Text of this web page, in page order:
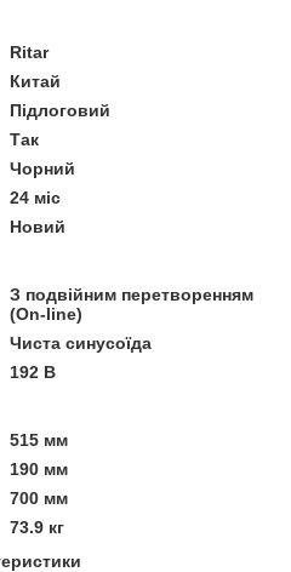
Ritar
Китай
Підлоговий
Так
Чорний
24 міс
Новий
З подвійним перетворенням
(On-line)
Чиста синусоїда
192 В
515 мм
190 мм
700 мм
73.9 кг